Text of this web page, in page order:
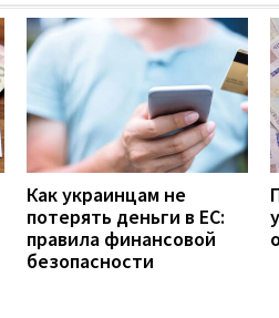
Как украинцам не
потерять деньги в ЕС:
правила финансовой
безопасности